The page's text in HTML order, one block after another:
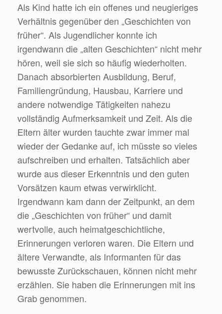
Als Kind hatte ich ein offenes und neugieriges
Verhältnis gegenüber den „Geschichten von
früher“. Als Jugendlicher konnte ich
irgendwann die „alten Geschichten“ nicht mehr
hören, weil sie sich so häufig wiederholten.
Danach absorbierten Ausbildung, Beruf,
Familiengründung, Hausbau, Karriere und
andere notwendige Tätigkeiten nahezu
vollständig Aufmerksamkeit und Zeit. Als die
Eltern älter wurden tauchte zwar immer mal
wieder der Gedanke auf, ich müsste so vieles
aufschreiben und erhalten. Tatsächlich aber
wurde aus dieser Erkenntnis und den guten
Vorsätzen kaum etwas verwirklicht.
Irgendwann kam dann der Zeitpunkt, an dem
die „Geschichten von früher“ und damit
wertvolle, auch heimatgeschichtliche,
Erinnerungen verloren waren. Die Eltern und
ältere Verwandte, als Informanten für das
bewusste Zurückschauen, können nicht mehr
erzählen. Sie haben die Erinnerungen mit ins
Grab genommen.